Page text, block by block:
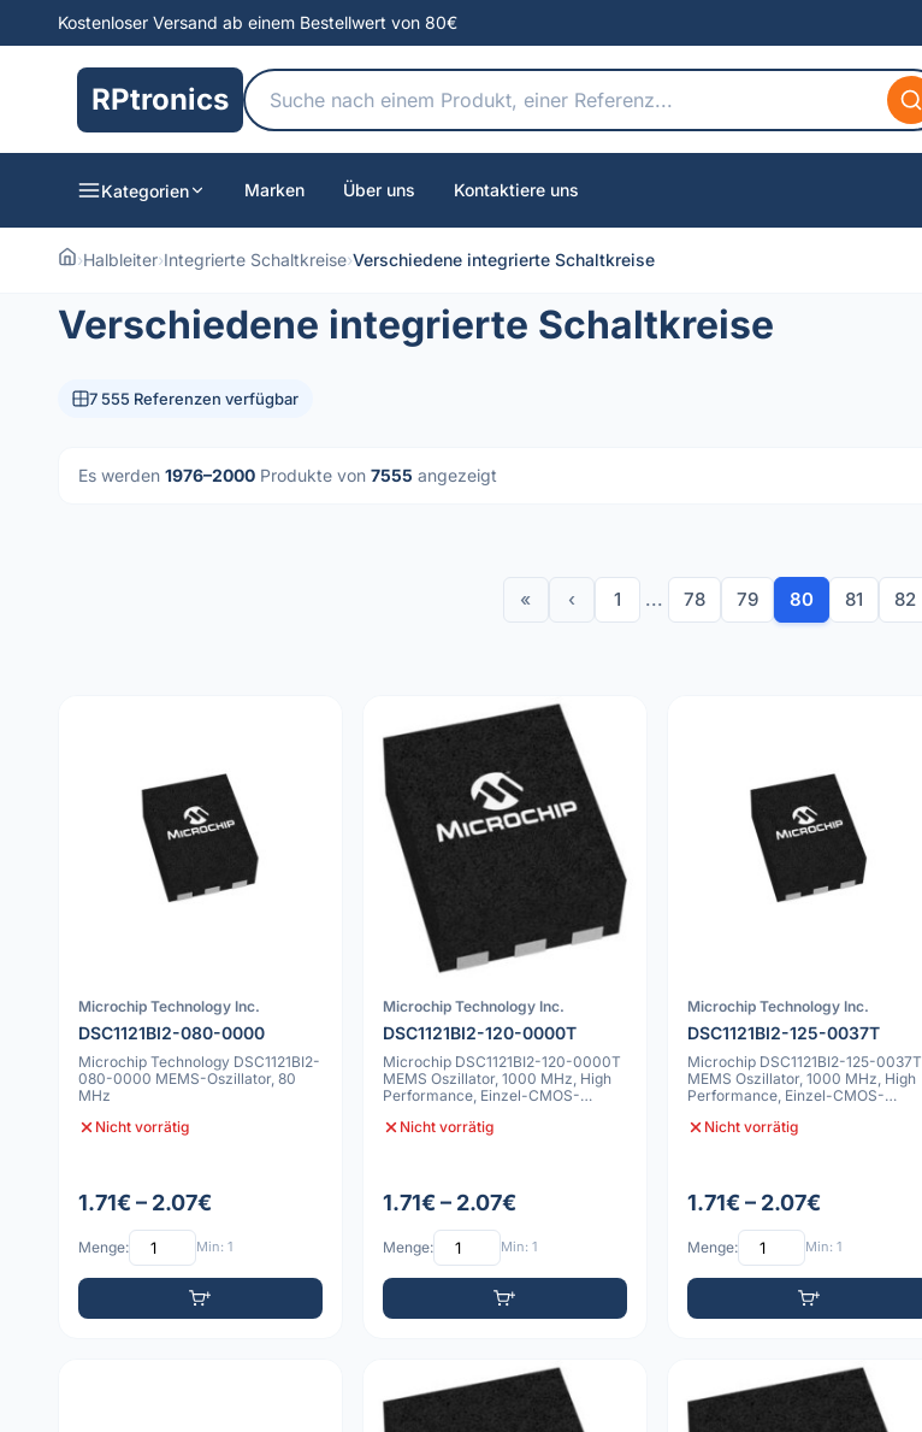
Kostenloser Versand ab einem Bestellwert von 80€
RPtronics
Kategorien Marken Über uns Kontaktiere uns
›Halbleiter›Integrierte Schaltkreise›Verschiedene integrierte Schaltkreise
Verschiedene integrierte Schaltkreise
7 555 Referenzen verfügbar
Es werden 1976–2000 Produkte von 7555 angezeigt
« ‹ 1 ... 78 79 80 81 82
Microchip Technology Inc.
DSC1121BI2-080-0000
Microchip Technology DSC1121BI2-
080-0000 MEMS-Oszillator, 80
MHz
Nicht vorrätig
1.71€ – 2.07€
Menge: Min: 1
Microchip Technology Inc.
DSC1121BI2-120-0000T
Microchip DSC1121BI2-120-0000T
MEMS Oszillator, 1000 MHz, High
Performance, Einzel-CMOS-
Nicht vorrätig
1.71€ – 2.07€
Menge: Min: 1
Microchip Technology Inc.
DSC1121BI2-125-0037T
Microchip DSC1121BI2-125-0037T
MEMS Oszillator, 1000 MHz, High
Performance, Einzel-CMOS-
Nicht vorrätig
1.71€ – 2.07€
Menge: Min: 1